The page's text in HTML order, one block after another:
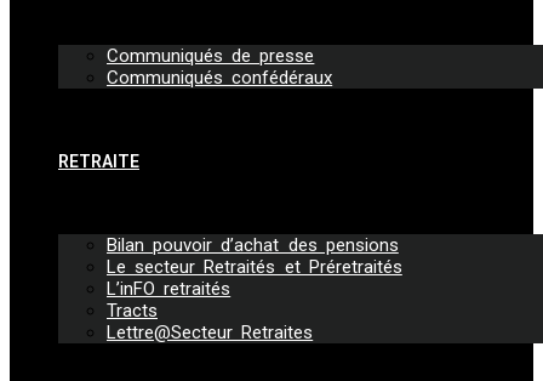
Communiqués de presse
Communiqués confédéraux
RETRAITE
Bilan pouvoir d’achat des pensions
Le secteur Retraités et Préretraités
L’inFO retraités
Tracts
Lettre@Secteur Retraites